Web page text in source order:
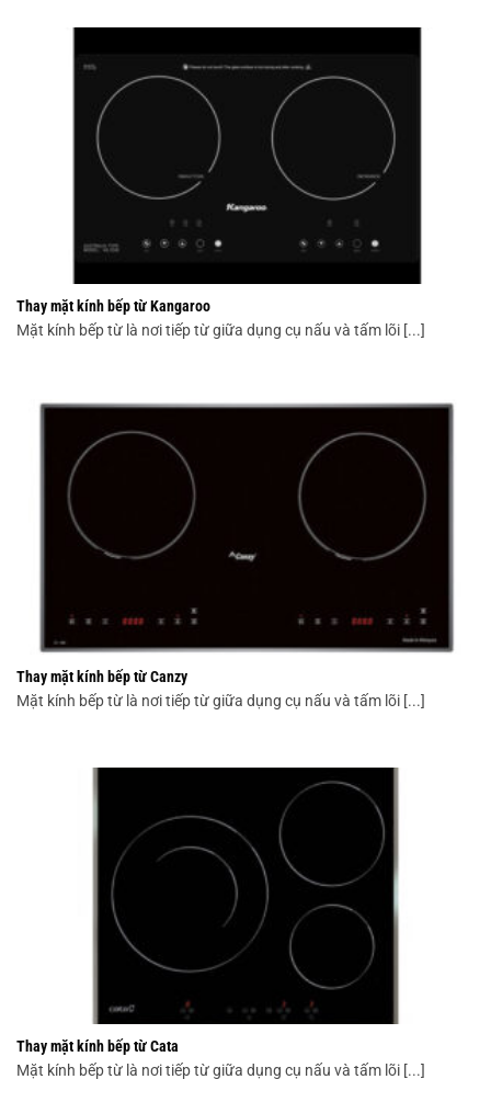
Thay mặt kính bếp từ Kangaroo
Mặt kính bếp từ là nơi tiếp từ giữa dụng cụ nấu và tấm lõi [...]
Thay mặt kính bếp từ Canzy
Mặt kính bếp từ là nơi tiếp từ giữa dụng cụ nấu và tấm lõi [...]
Thay mặt kính bếp từ Cata
Mặt kính bếp từ là nơi tiếp từ giữa dụng cụ nấu và tấm lõi [...]